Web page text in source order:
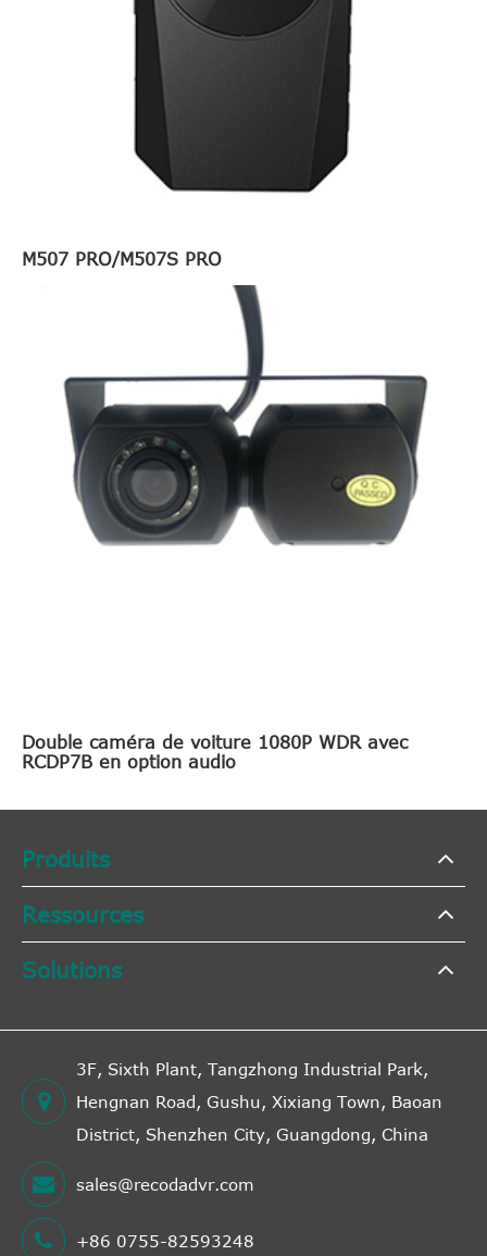
M507 PRO/M507S PRO
Double caméra de voiture 1080P WDR avec
RCDP7B en option audio
Produits
Ressources
Solutions
3F, Sixth Plant, Tangzhong Industrial Park,
Hengnan Road, Gushu, Xixiang Town, Baoan
District, Shenzhen City, Guangdong, China
sales@recodadvr.com
+86 0755-82593248